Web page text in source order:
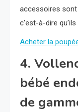
accessoires sont
c’est-à-dire
Acheter la
4.
bébé
de